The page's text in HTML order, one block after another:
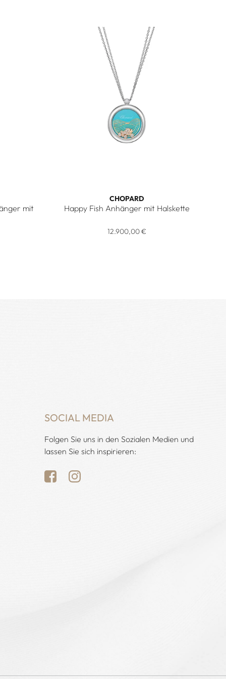
mit
Anhänger mit Halskette, Ref: 79A018-1001, Preis:
CHOPARD
Happy Fish Anhänger mit Halskette
12.900,00 €
SOCIAL MEDIA
Folgen Sie uns in den Sozialen Medien und
lassen Sie sich inspirieren: